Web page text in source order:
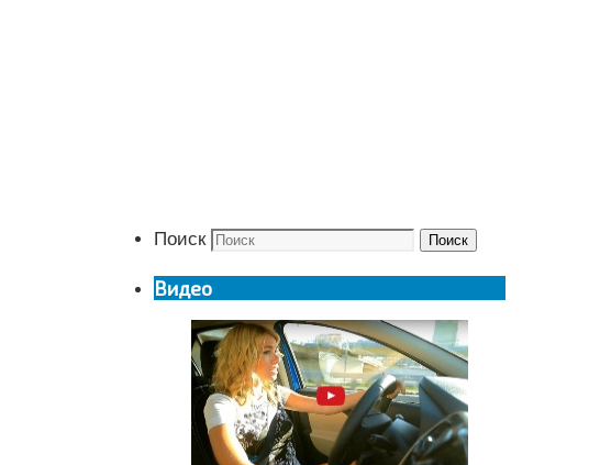
Поиск Поиск
Видео